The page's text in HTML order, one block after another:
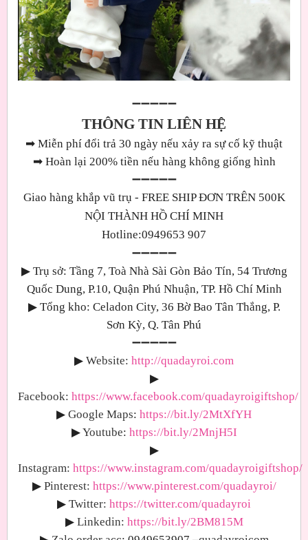
➖➖➖➖➖
THÔNG TIN LIÊN HỆ
➡ Miễn phí đổi trả 30 ngày nếu xảy ra sự cố kỹ thuật
➡Hoàn lại 200% tiền nếu hàng không giống hình
➖➖➖➖➖
Giao hàng khắp vũ trụ - FREE SHIP ĐƠN TRÊN 500K
NỘI THÀNH HỒ CHÍ MINH
Hotline:0949653 907
➖➖➖➖➖
▶Trụ sở: Tầng 7, Toà Nhà Sài Gòn Bảo Tín, 54 Trương
Quốc Dung, P.10, Quận Phú Nhuận, TP. Hồ Chí Minh
▶Tổng kho: Celadon City, 36 Bờ Bao Tân Thắng, P.
Sơn Kỳ, Q. Tân Phú
➖➖➖➖➖
▶ Website: http://quadayroi.com
▶
Facebook: https://www.facebook.com/quadayroigiftshop/
▶ Google Maps: https://bit.ly/2MtXfYH
▶Youtube: https://bit.ly/2MnjH5I
▶
Instagram: https://www.instagram.com/quadayroigiftshop/
▶ Pinterest: https://www.pinterest.com/quadayroi/
▶ Twitter: https://twitter.com/quadayroi
▶ Linkedin: https://bit.ly/2BM815M